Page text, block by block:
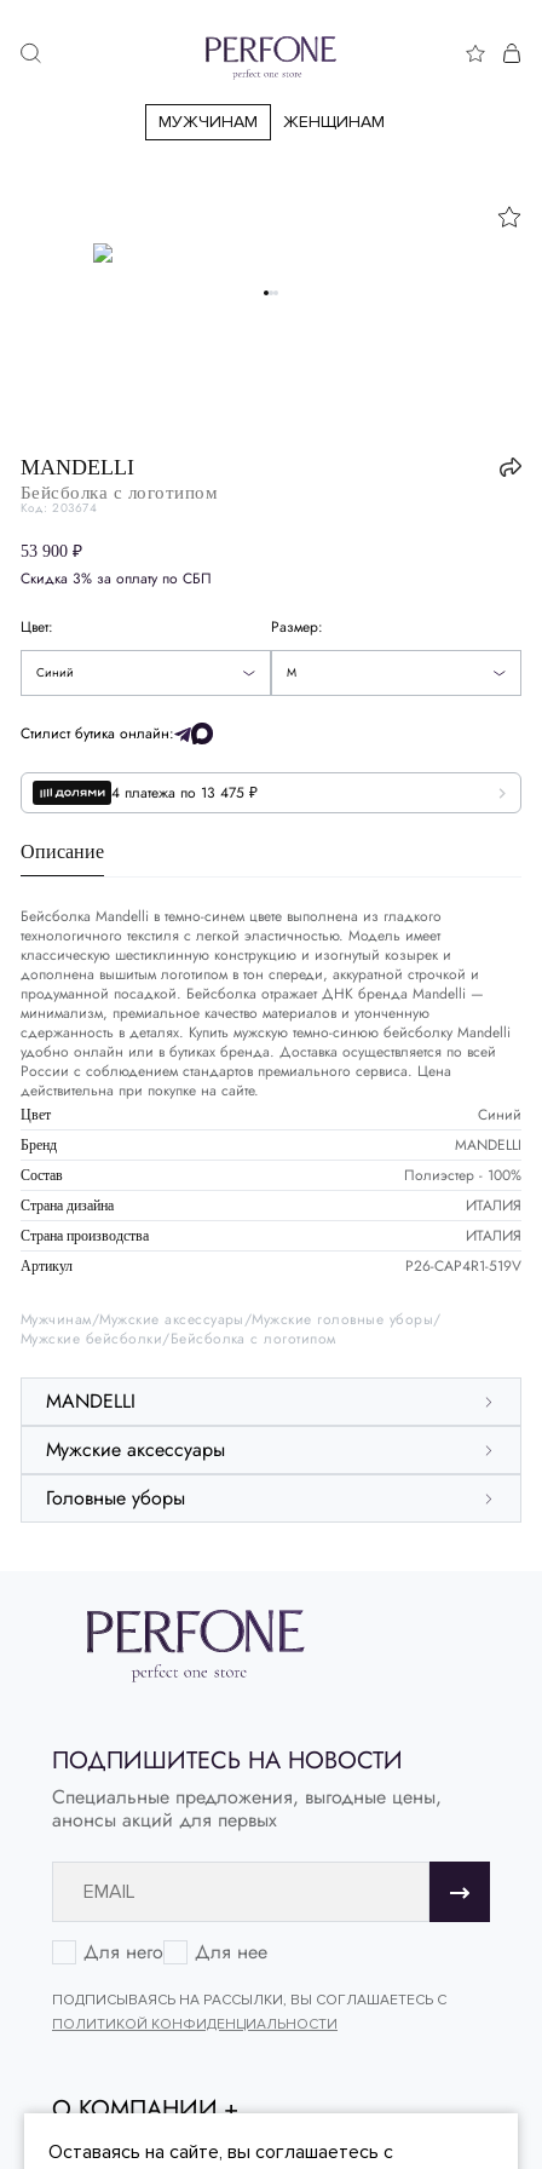
МУЖЧИНАМ ЖЕНЩИНАМ
MANDELLI
Бейсболка с логотипом
Код: 203674
53 900 ₽
Скидка 3% за оплату по СБП
Цвет:
Синий
Размер:
M
3XL
Стилист бутика онлайн:
4 платежа по 13 475 ₽
Описание
Бейсболка Mandelli в темно-синем цвете выполнена из гладкого
технологичного текстиля с легкой эластичностью. Модель имеет
классическую шестиклинную конструкцию и изогнутый козырек и
дополнена вышитым логотипом в тон спереди, аккуратной строчкой и
продуманной посадкой. Бейсболка отражает ДНК бренда Mandelli —
минимализм, премиальное качество материалов и утонченную
сдержанность в деталях. Купить мужскую темно-синюю бейсболку Mandelli
удобно онлайн или в бутиках бренда. Доставка осуществляется по всей
России с соблюдением стандартов премиального сервиса. Цена
действительна при покупке на сайте.
Цвет Синий
Бренд MANDELLI
Состав Полиэстер - 100%
Страна дизайна ИТАЛИЯ
Страна производства ИТАЛИЯ
Артикул P26-CAP4R1-519V
Мужчинам Мужские аксессуары Мужские головные уборы
Мужские бейсболки Бейсболка с логотипом
MANDELLI
Мужские аксессуары
Головные уборы
ПОДПИШИТЕСЬ НА НОВОСТИ
Специальные предложения, выгодные цены,
анонсы акций для первых
Для него Для нее
ПОДПИСЫВАЯСЬ НА РАССЫЛКИ, ВЫ СОГЛАШАЕТЕСЬ С
ПОЛИТИКОЙ КОНФИДЕНЦИАЛЬНОСТИ
О КОМПАНИИ
ОНЛАЙН - ПОКУПКИ
Оставаясь на сайте, вы соглашаетесь с